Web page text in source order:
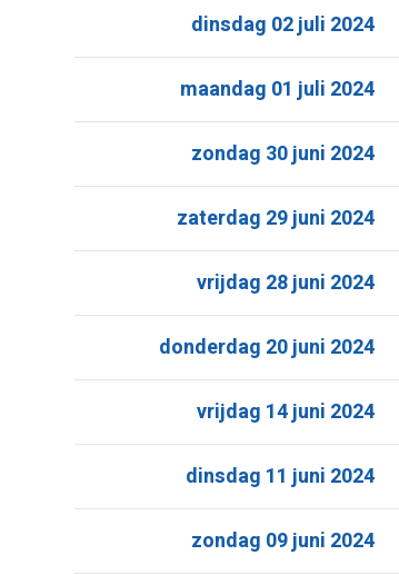
dinsdag 02 juli 2024
maandag 01 juli 2024
zondag 30 juni 2024
zaterdag 29 juni 2024
vrijdag 28 juni 2024
donderdag 20 juni 2024
vrijdag 14 juni 2024
dinsdag 11 juni 2024
zondag 09 juni 2024